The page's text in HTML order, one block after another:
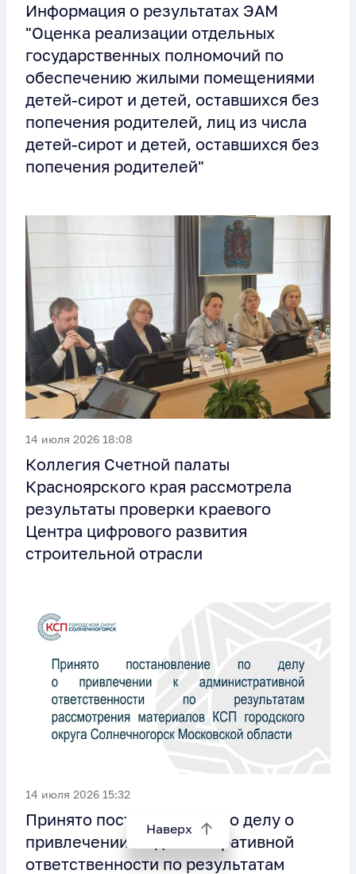
Информация о результатах ЭАМ
"Оценка реализации отдельных
государственных полномочий по
обеспечению жилыми помещениями
детей-сирот и детей, оставшихся без
попечения родителей, лиц из числа
детей-сирот и детей, оставшихся без
попечения родителей"
14 июля 2026 18:08
Коллегия Счетной палаты
Красноярского края рассмотрела
результаты проверки краевого
Центра цифрового развития
строительной отрасли
14 июля 2026 15:32
Принято постановление по делу о
привлечении к административной
ответственности по результатам
Наверх